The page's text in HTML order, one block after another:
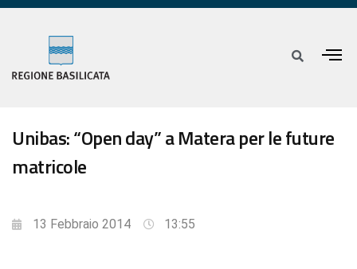
Unibas: “Open day” a Matera per le future
matricole
13 Febbraio 2014 13:55